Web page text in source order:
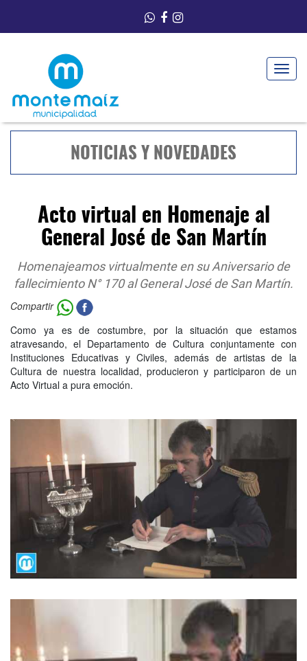
Toggle
NOTICIAS Y NOVEDADES
Acto virtual en Homenaje al
General José de San Martín
Homenajeamos virtualmente en su Aniversario de
fallecimiento N° 170 al General José de San Martín.
Compartir
Como ya es de costumbre, por la situación que estamos
atravesando, el Departamento de Cultura conjuntamente con
Instituciones Educativas y Civiles, además de artistas de la
Cultura de nuestra localidad, producieron y participaron de un
Acto Virtual a pura emoción.